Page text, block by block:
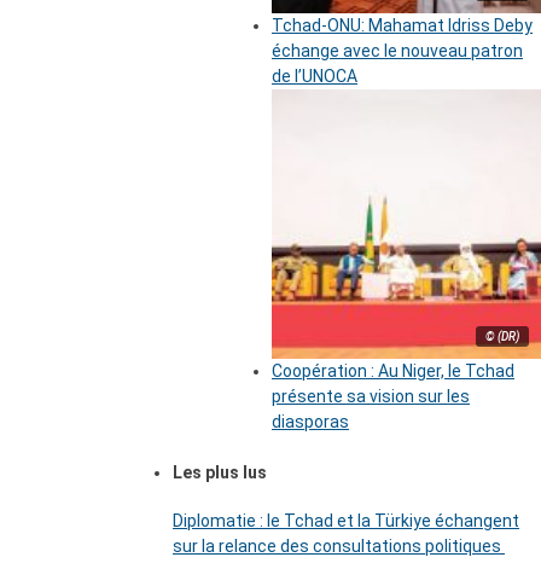
Tchad-ONU: Mahamat Idriss Deby
échange avec le nouveau patron
de l’UNOCA
© (DR)
Coopération : Au Niger, le Tchad
présente sa vision sur les
diasporas
Les plus lus
Diplomatie : le Tchad et la Türkiye échangent
sur la relance des consultations politiques